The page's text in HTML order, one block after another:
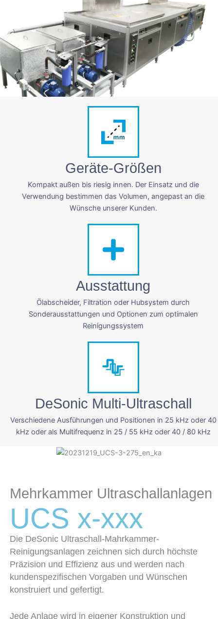
Geräte-Größen
Kompakt außen bis riesig innen. Der Einsatz und die
Verwendung bestimmen das Volumen, angepast an die
Wünsche unserer Kunden.
Ausstattung
Ölabscheider, Filtration oder Hubsystem durch
Sonderausstattungen und Optionen zum optimalen
Reinigungssystem
DeSonic Multi-Ultraschall
Verschiedene Ausführungen und Positionen in 25 kHz oder 40
kHz oder als Multifrequenz in 25 / 55 kHz oder 40 / 80 kHz
Mehrkammer Ultraschallanlagen
UCS x-xxx
Die DeSonic Ultraschall-Mahrkammer-
Reinigungsanlagen zeichnen sich durch höchste
Präzision und Effizienz aus und werden nach
kundenspezifischen Vorgaben und Wünschen
konstruiert und gefertigt.
Jede Anlage wird in eigener Konstruktion und